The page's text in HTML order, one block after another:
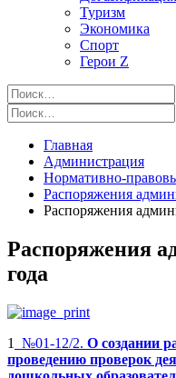
Туризм
Экономика
Спорт
Герои Z
Найти:
Найти:
Главная
Администрация
Нормативно-
Распоряжения
Распоряжения
Распоряжения
года
1 №01-12/2. О создании
проведению проверок